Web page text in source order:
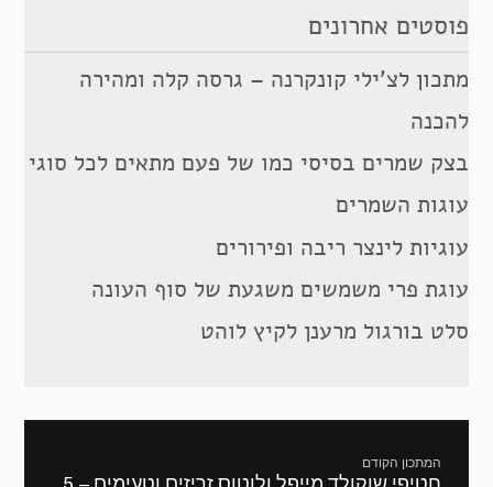
פוסטים אחרונים
מתכון לצ’ילי קונקרנה – גרסה קלה ומהירה
להכנה
בצק שמרים בסיסי כמו של פעם מתאים לכל סוגי
עוגות השמרים
עוגיות לינצר ריבה ופירורים
עוגת פרי משמשים משגעת של סוף העונה
סלט בורגול מרענן לקיץ לוהט
המתכון הקודם
מתכון